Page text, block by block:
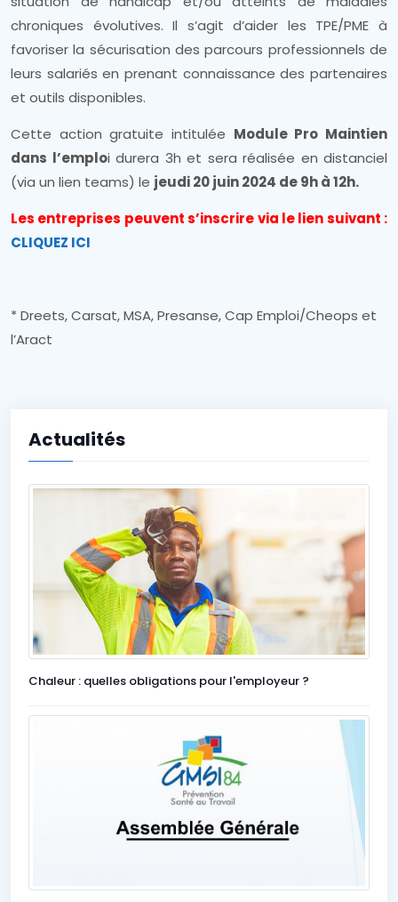
chroniques évolutives. Il s’agit d’aider les TPE/PME à
favoriser la sécurisation des parcours professionnels de
leurs salariés en prenant connaissance des partenaires
et outils disponibles.
Cette action gratuite intitulée Module Pro Maintien
dans l’emploi durera 3h et sera réalisée en distanciel
(via un lien teams) le jeudi 20 juin 2024 de 9h à 12h.
Les entreprises peuvent s’inscrire via le lien suivant :
CLIQUEZ ICI
* Dreets, Carsat, MSA, Presanse, Cap Emploi/Cheops et
l’Aract
Actualités
Chaleur : quelles obligations pour l'employeur ?